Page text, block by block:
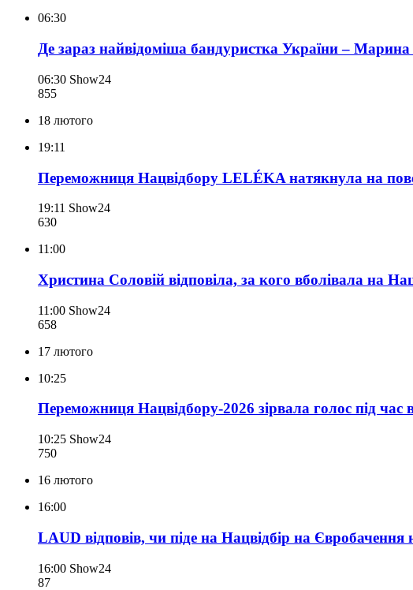
06:30
Де зараз найвідоміша бандуристка України –
06:30 Show24
855
18 лютого
19:11
Переможниця Нацвідбору LELÉKA натякнула на
19:11 Show24
630
11:00
Христина Соловій відповіла, за кого вболівала на
11:00 Show24
658
17 лютого
10:25
Переможниця Нацвідбору-2026 зірвала голос під
10:25 Show24
750
16 лютого
16:00
LAUD відповів, чи піде на Нацвідбір на Євробачення
16:00 Show24
87